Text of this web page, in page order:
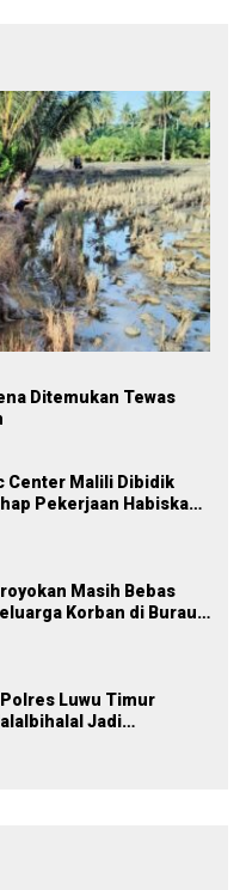
Ditemukan Tewas
Center Malili Dibidik
Pekerjaan Habiskan
Masih Bebas
Korban di Burau
Luwu Timur
Jadi